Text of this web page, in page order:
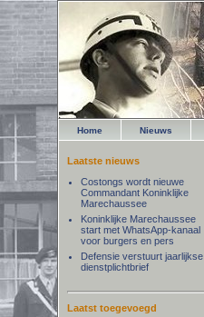
Home Nieuws
Laatste nieuws
Costongs wordt nieuwe
Commandant Koninklijke
Marechaussee
Koninklijke Marechaussee
start met WhatsApp-kanaal
voor burgers en pers
Defensie verstuurt jaarlijkse
dienstplichtbrief
Laatst toegevoegd